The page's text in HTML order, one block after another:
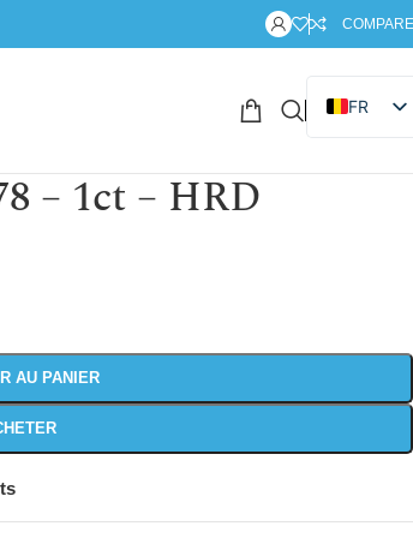
FR
EN
IT
– 1ct – HRD
AU PANIER